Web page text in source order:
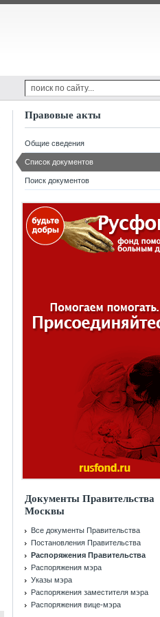
Правовые акты
Общие сведения
Список документов
Поиск документов
Документы Правительства
Москвы
Все документы Правительства
Постановления Правительства
Распоряжения Правительства
Распоряжения мэра
Указы мэра
Распоряжения заместителя мэра
Распоряжения вице-мэра